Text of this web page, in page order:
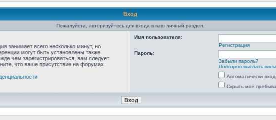
Вход
Пожалуйста, авторизуйтесь для входа в ваш личный раздел.
занимает всего несколько минут, но
могут быть установлены также
чем зарегистрироваться, вам следует
что ваше присутствие на форумах
Имя пользователя:
Регистрация
Пароль:
Забыли пароль?
Повторно выслать
Автоматически
Скрыть моё